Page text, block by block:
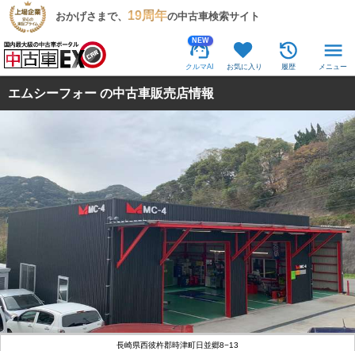
おかげさまで、 19周年の中古車検索サイト
NEW
クルマAI お気に入り 履歴 メニュー
エムシーフォー の中古車販売店情報
長崎県西彼杵郡時津町日並郷8−13